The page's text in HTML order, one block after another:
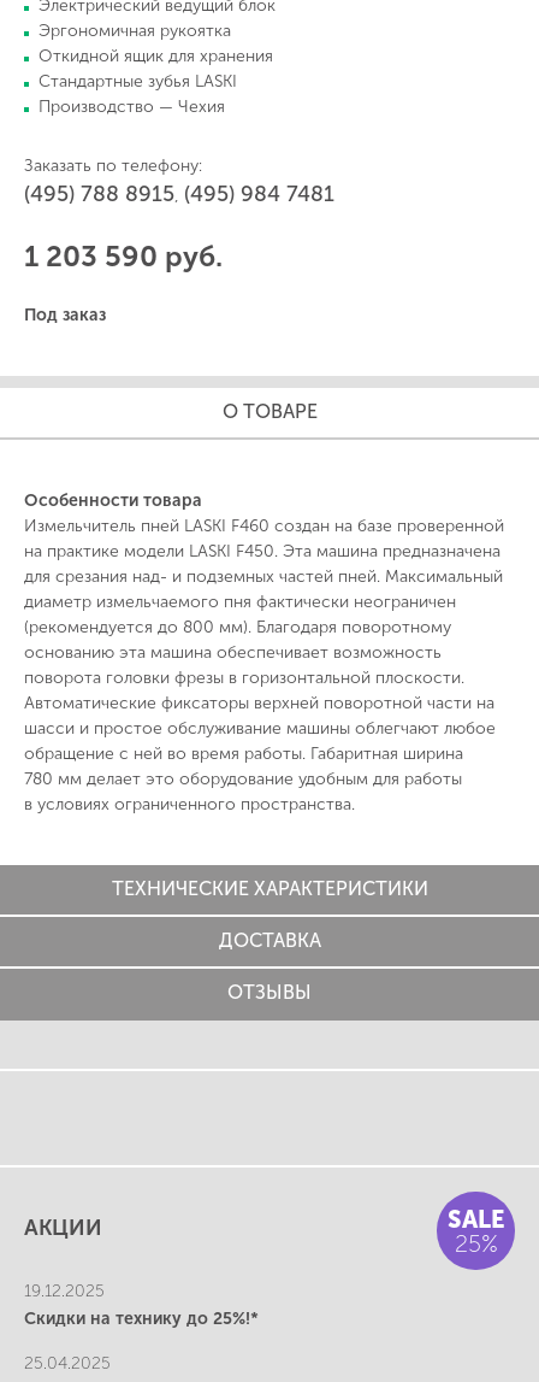
Электрический ведущий блок
Эргономичная рукоятка
Откидной ящик для хранения
Стандартные зубья LASKI
Производство — Чехия
Заказать по телефону:
(495) 788 8915, (495) 984 7481
1 203 590 руб.
Под заказ
О ТОВАРЕ
Особенности товара
Измельчитель пней LASKI F460 создан на базе проверенной
на практике модели LASKI F450. Эта машина предназначена
для срезания над- и подземных частей пней. Максимальный
диаметр измельчаемого пня фактически неограничен
(рекомендуется до 800 мм). Благодаря поворотному
основанию эта машина обеспечивает возможность
поворота головки фрезы в горизонтальной плоскости.
Автоматические фиксаторы верхней поворотной части на
шасси и простое обслуживание машины облегчают любое
обращение с ней во время работы. Габаритная ширина
780 мм делает это оборудование удобным для работы
в условиях ограниченного пространства.
ТЕХНИЧЕСКИЕ ХАРАКТЕРИСТИКИ
ДОСТАВКА
ОТЗЫВЫ
АКЦИИ
SALE
25%
19.12.2025
Скидки на технику до 25%!*
25.04.2025